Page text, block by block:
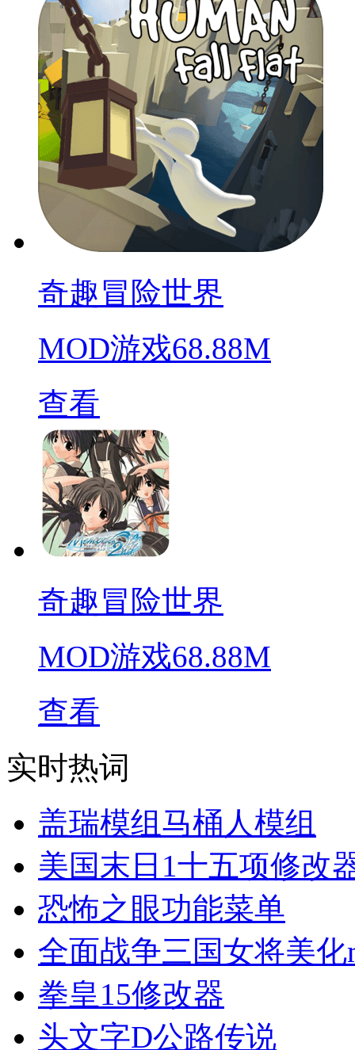
奇趣冒险世界
MOD游戏68.88M
查看
奇趣冒险世界
MOD游戏68.88M
查看
实时热词
盖瑞模组马桶人模组
美国末日1十五项修改
恐怖之眼功能菜单
全面战争三国女将美化
拳皇15修改器
头文字D公路传说